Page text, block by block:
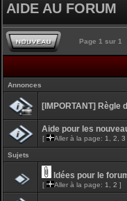
AIDE AU FORUM
Page 1 sur 1
Annonces
[IMPORTANT]
Aide pour les
[ Aller à la page: 1 2 3
Sujets
Idées pour le
[ Aller à la page: 1 2 ]